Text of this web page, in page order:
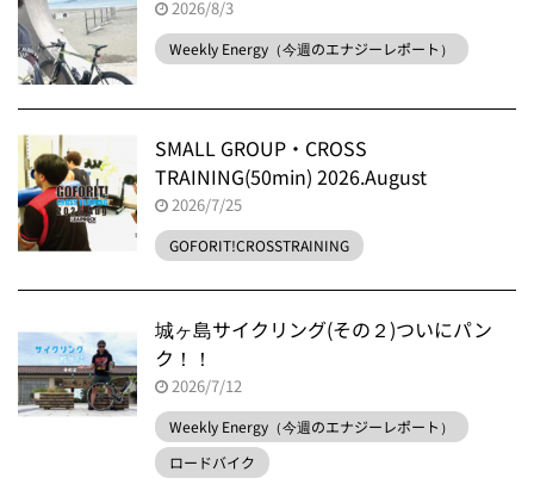
2026/8/3
Weekly Energy（今週のエナジーレポート）
SMALL GROUP・CROSS
TRAINING(50min) 2026.August
2026/7/25
GOFORIT!CROSSTRAINING
城ヶ島サイクリング(その２)ついにパン
ク！！
2026/7/12
Weekly Energy（今週のエナジーレポート）
ロードバイク